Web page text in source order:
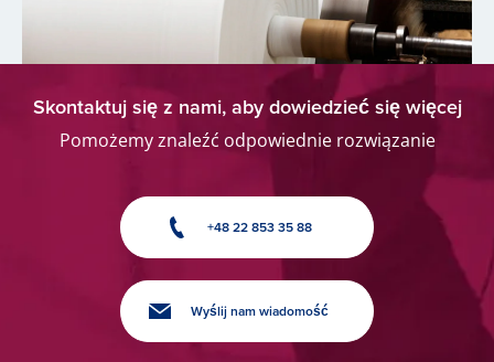
Skontaktuj się z nami, aby dowiedzieć się więcej
Pomożemy znaleźć odpowiednie rozwiązanie
+48 22 853 35 88
Wyślij nam wiadomość